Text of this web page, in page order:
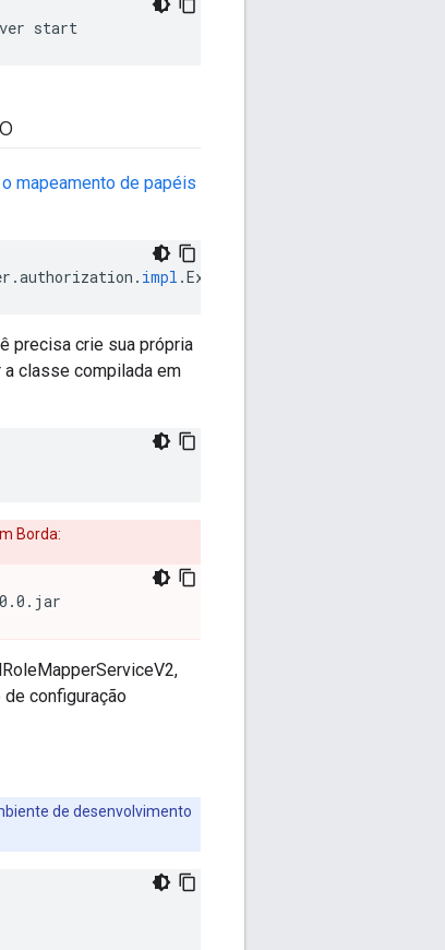
start
mapeamento de papéis
.authorization . impl .ExternalRoleMapperImpl
precisa crie sua própria
classe compilada em
Borda:
configuração
de desenvolvimento